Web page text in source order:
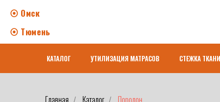
⦿ Омск
⦿ Тюмень
КАТАЛОГ УТИЛИЗАЦИЯ МАТРАСОВ СТЕЖКА ТКАНИ
Главная / Каталог / Поролон